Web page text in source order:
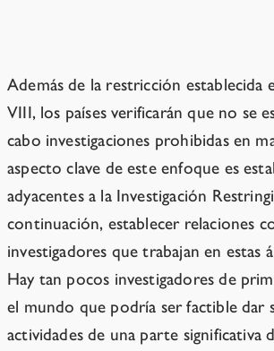
Además de la restricción establecida
VIII, los países verificarán que no se
cabo investigaciones prohibidas en
aspecto clave de este enfoque es
adyacentes a la Investigación
continuación, establecer relaciones
investigadores que trabajan en estas
Hay tan pocos investigadores de
el mundo que podría ser factible dar
actividades de una parte significativa